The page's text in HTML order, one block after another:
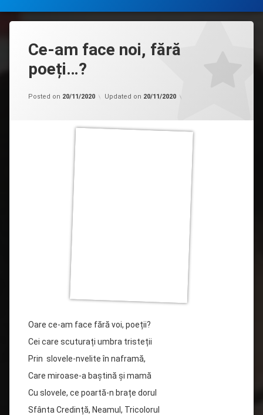
Ce-am face noi, fără
poeți…?
Posted on 20/11/2020 Updated on 20/11/2020
Oare ce-am face fără voi, poeții?
Cei care scuturați umbra tristeții
Prin slovele-nvelite în naframă,
Care miroase-a baștină și mamă
Cu slovele, ce poartă-n brațe dorul
Sfânta Credință, Neamul, Tricolorul